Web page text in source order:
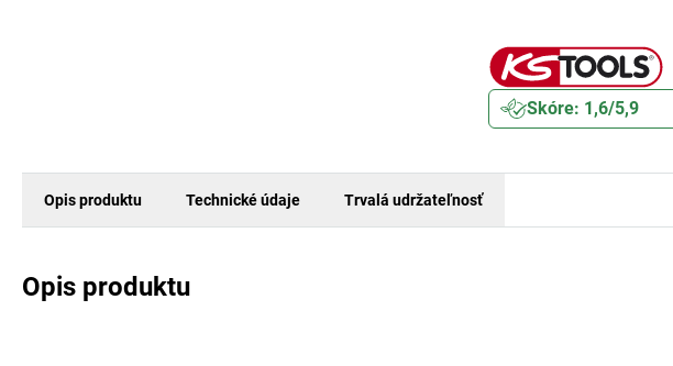
Skóre: 1,6/5,9
Opis produktu Technické údaje Trvalá udržateľnosť
Opis produktu